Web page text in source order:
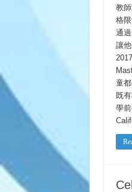
教
格
通
讓
童
既
學